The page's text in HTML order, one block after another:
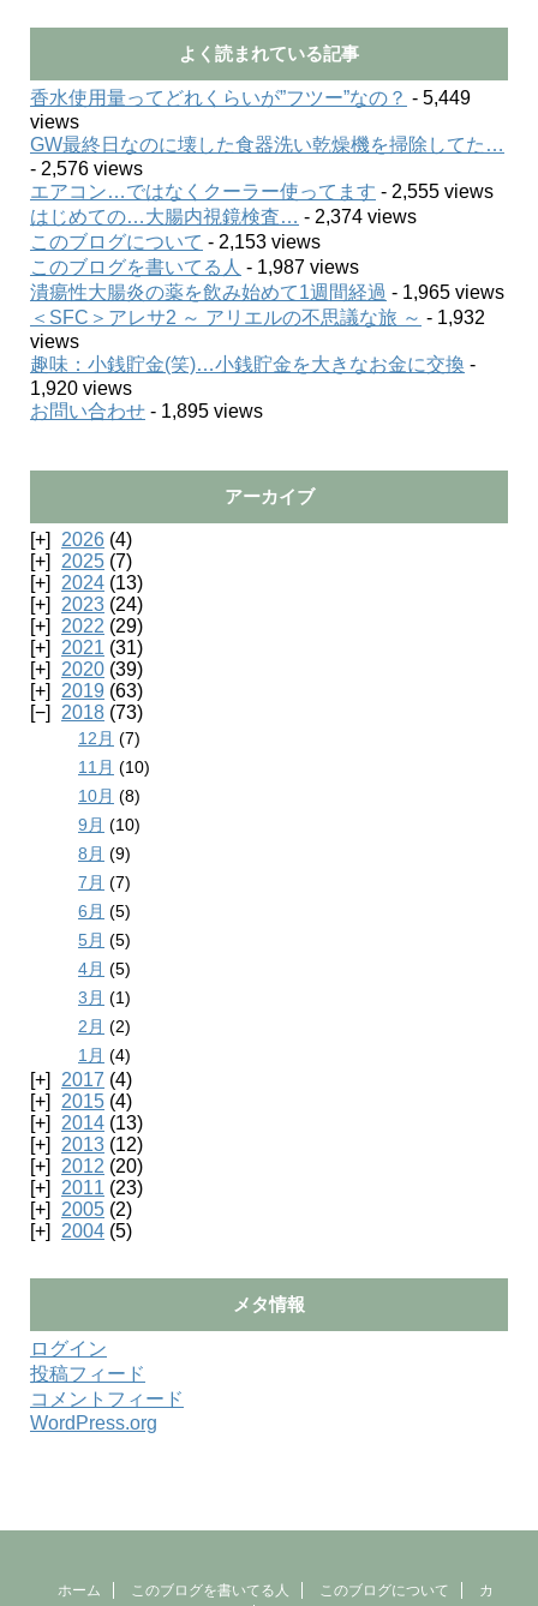
よく読まれている記事
香水使用量ってどれくらいが”フツー”なの？ - 5,449
views
GW最終日なのに壊した食器洗い乾燥機を掃除してた…
- 2,576 views
エアコン…ではなくクーラー使ってます - 2,555 views
はじめての…大腸内視鏡検査… - 2,374 views
このブログについて - 2,153 views
このブログを書いてる人 - 1,987 views
潰瘍性大腸炎の薬を飲み始めて1週間経過 - 1,965 views
＜SFC＞アレサ2 ～ アリエルの不思議な旅 ～ - 1,932
views
趣味：小銭貯金(笑)…小銭貯金を大きなお金に交換 -
1,920 views
お問い合わせ - 1,895 views
アーカイブ
2026 (4)
2025 (7)
2024 (13)
2023 (24)
2022 (29)
2021 (31)
2020 (39)
2019 (63)
2018 (73)
12月 (7)
11月 (10)
10月 (8)
9月 (10)
8月 (9)
7月 (7)
6月 (5)
5月 (5)
4月 (5)
3月 (1)
2月 (2)
1月 (4)
2017 (4)
2015 (4)
2014 (13)
2013 (12)
2012 (20)
2011 (23)
2005 (2)
2004 (5)
メタ情報
ログイン
投稿フィード
コメントフィード
WordPress.org
ホーム このブログを書いてる人 このブログについて
カ